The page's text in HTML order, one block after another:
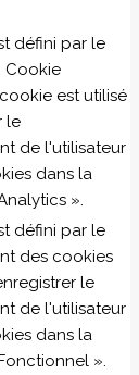
défini par le
Cookie
est utilisé
le
de l'utilisateur
dans la
».
défini par le
des cookies
le
de l'utilisateur
dans la
».